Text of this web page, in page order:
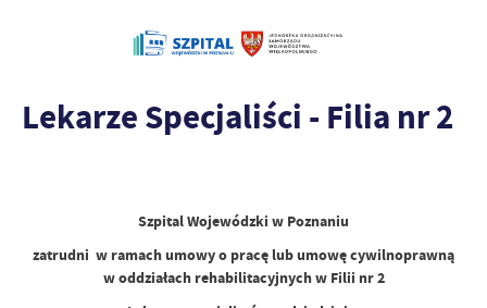
Lekarze Specjaliści - Filia nr 2
Szpital Wojewódzki w Poznaniu
zatrudni w ramach umowy o pracę lub umowę cywilnoprawną
w oddziałach rehabilitacyjnych w Filii nr 2